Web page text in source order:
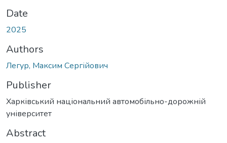
Date
2025
Authors
Легур, Максим Сергійович
Publisher
Харківський національний автомобільно-дорожній
університет
Abstract